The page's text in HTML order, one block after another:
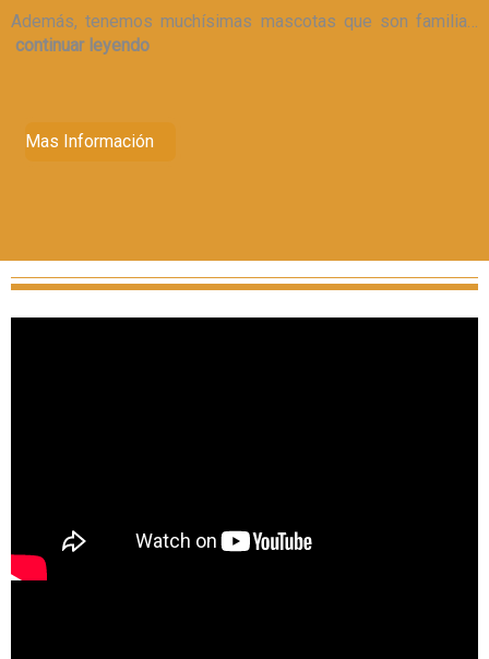
Además, tenemos muchísimas mascotas que son familia…
continuar leyendo
Mas Información